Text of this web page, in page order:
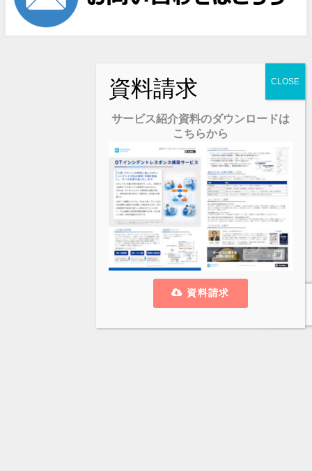
サービス紹介資料のダウンロードは
こちらから
資料請求